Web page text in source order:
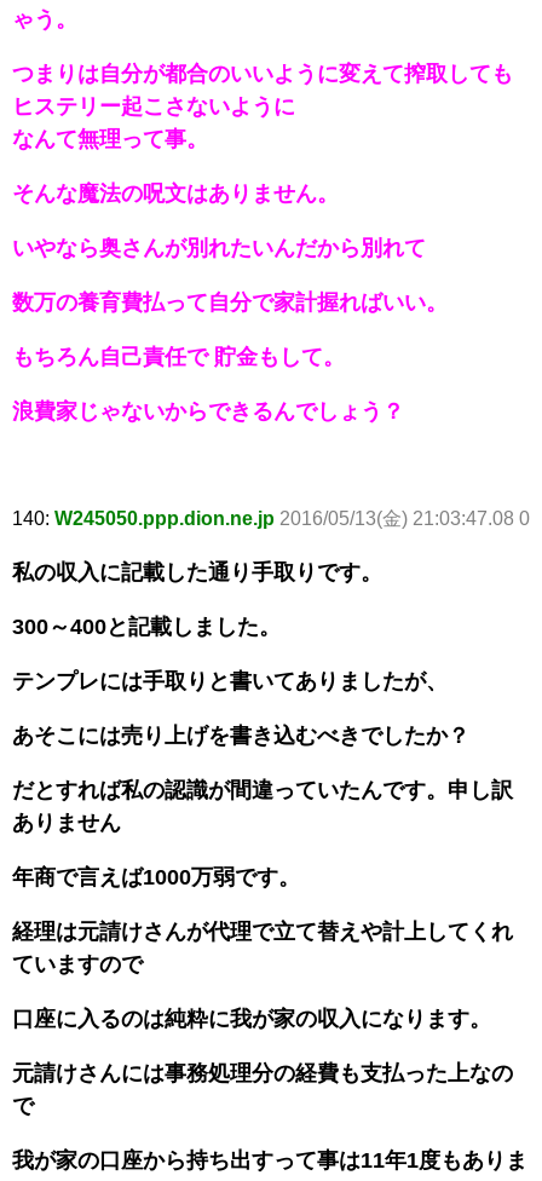
ゃう。
つまりは自分が都合のいいように変えて搾取しても
ヒステリー起こさないように
なんて無理って事。
そんな魔法の呪文はありません。
いやなら奥さんが別れたいんだから別れて
数万の養育費払って自分で家計握ればいい。
もちろん自己責任で 貯金もして。
浪費家じゃないからできるんでしょう？
140: W245050.ppp.dion.ne.jp 2016/05/13(金) 21:03:47.08 0
私の収入に記載した通り手取りです。
300～400と記載しました。
テンプレには手取りと書いてありましたが、
あそこには売り上げを書き込むべきでしたか？
だとすれば私の認識が間違っていたんです。申し訳
ありません
年商で言えば1000万弱です。
経理は元請けさんが代理で立て替えや計上してくれ
ていますので
口座に入るのは純粋に我が家の収入になります。
元請けさんには事務処理分の経費も支払った上なの
で
我が家の口座から持ち出すって事は11年1度もありま